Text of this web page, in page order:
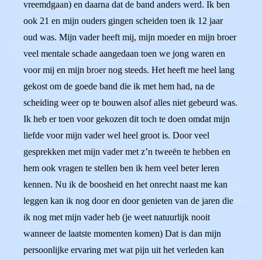
vreemdgaan) en daarna dat de band anders werd. Ik ben
ook 21 en mijn ouders gingen scheiden toen ik 12 jaar
oud was. Mijn vader heeft mij, mijn moeder en mijn broer
veel mentale schade aangedaan toen we jong waren en
voor mij en mijn broer nog steeds. Het heeft me heel lang
gekost om de goede band die ik met hem had, na de
scheiding weer op te bouwen alsof alles niet gebeurd was.
Ik heb er toen voor gekozen dit toch te doen omdat mijn
liefde voor mijn vader wel heel groot is. Door veel
gesprekken met mijn vader met z’n tweeën te hebben en
hem ook vragen te stellen ben ik hem veel beter leren
kennen. Nu ik de boosheid en het onrecht naast me kan
leggen kan ik nog door en door genieten van de jaren die
ik nog met mijn vader heb (je weet natuurlijk nooit
wanneer de laatste momenten komen) Dat is dan mijn
persoonlijke ervaring met wat pijn uit het verleden kan